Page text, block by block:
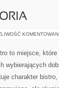
to miejsce, które
wybierających
charakter